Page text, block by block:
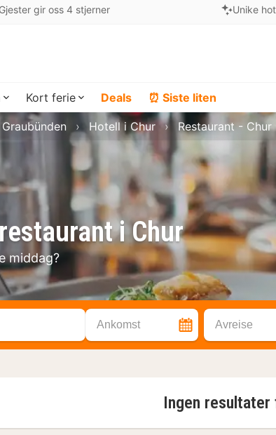
gir oss 4 stjerner Unike
Kort ferie Deals ⏰ Siste liten
i Chur
middag?
Hotell i Chur Restaurant - Chur
Ankomst Avreise
Ingen